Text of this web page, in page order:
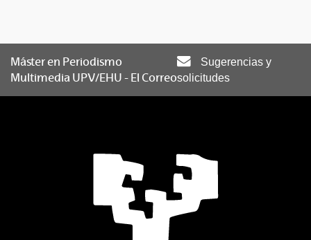
Máster en Periodismo
Multimedia UPV/EHU - El Correo
Sugerencias y
solicitudes